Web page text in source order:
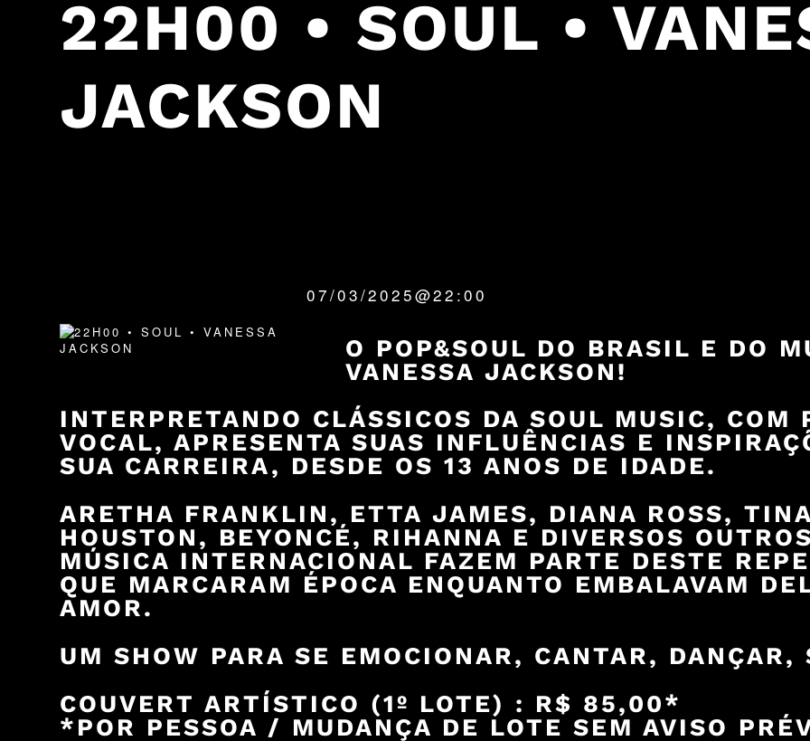
22H00 • SOUL •
JACKSON
07/03/2025@22:00
O POP&SOUL DO BRASIL E DO
VANESSA JACKSON!
INTERPRETANDO CLÁSSICOS DA SOUL MUSIC, COM
VOCAL, APRESENTA SUAS INFLUÊNCIAS E
SUA CARREIRA, DESDE OS 13 ANOS DE IDADE.
ARETHA FRANKLIN, ETTA JAMES, DIANA ROSS,
HOUSTON, BEYONCÉ, RIHANNA E DIVERSOS
MÚSICA INTERNACIONAL FAZEM PARTE DESTE
QUE MARCARAM ÉPOCA ENQUANTO EMBALAVAM
AMOR.
UM SHOW PARA SE EMOCIONAR, CANTAR, DANÇAR,
COUVERT ARTÍSTICO (1º LOTE) : R$ 85,00*
*POR PESSOA / MUDANÇA DE LOTE SEM AVISO